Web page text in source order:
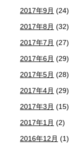
2017年9月 (24)
2017年8月 (32)
2017年7月 (27)
2017年6月 (29)
2017年5月 (28)
2017年4月 (29)
2017年3月 (15)
2017年1月 (2)
2016年12月 (1)